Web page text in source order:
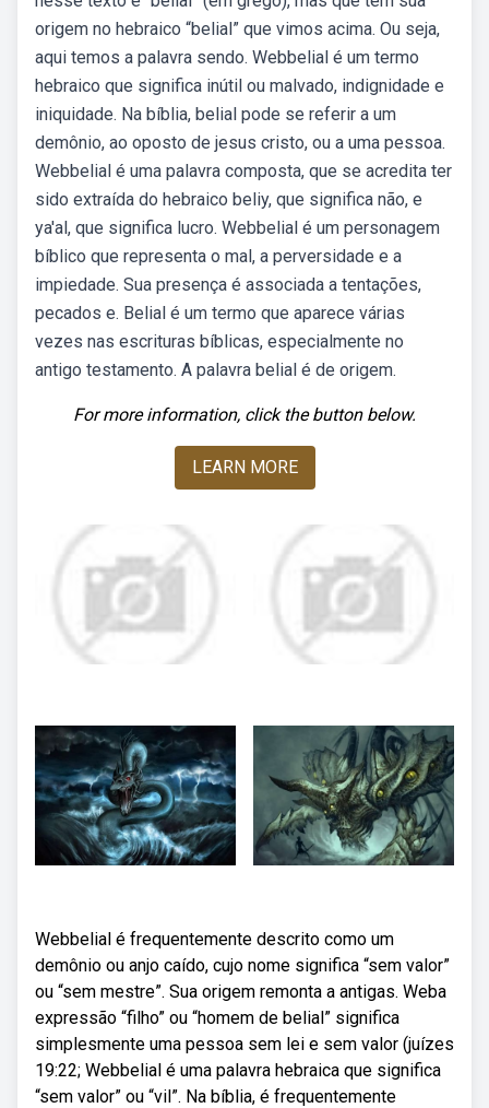
origem no hebraico “belial” que vimos acima. Ou seja,
aqui temos a palavra sendo. Webbelial é um termo
hebraico que significa inútil ou malvado, indignidade e
iniquidade. Na bíblia, belial pode se referir a um
demônio, ao oposto de jesus cristo, ou a uma pessoa.
Webbelial é uma palavra composta, que se acredita ter
sido extraída do hebraico beliy, que significa não, e
ya'al, que significa lucro. Webbelial é um personagem
bíblico que representa o mal, a perversidade e a
impiedade. Sua presença é associada a tentações,
pecados e. Belial é um termo que aparece várias
vezes nas escrituras bíblicas, especialmente no
antigo testamento. A palavra belial é de origem.
For more information, click the button below.
LEARN MORE
Webbelial é frequentemente descrito como um
demônio ou anjo caído, cujo nome significa “sem valor”
ou “sem mestre”. Sua origem remonta a antigas. Weba
expressão “filho” ou “homem de belial” significa
simplesmente uma pessoa sem lei e sem valor (juízes
19:22; Webbelial é uma palavra hebraica que significa
“sem valor” ou “vil”. Na bíblia, é frequentemente